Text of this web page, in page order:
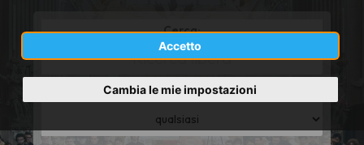
Accetto
Cambia le mie impostazioni
Cerca:
*
Title
or
district
name
or
Regione:
*
Province